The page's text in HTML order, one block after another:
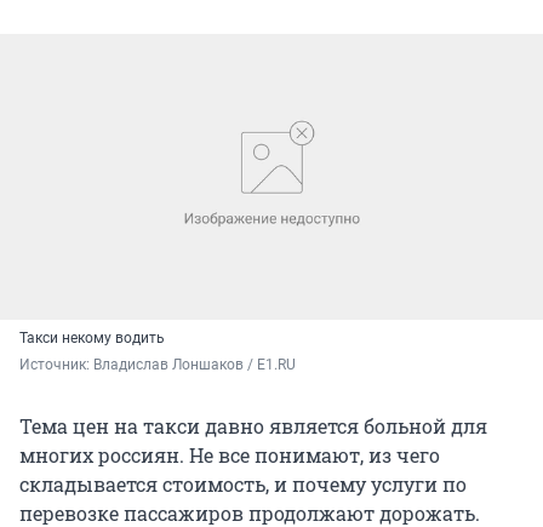
Такси некому водить
Источник: Владислав Лоншаков / E1.RU
Тема цен на такси давно является больной для
многих россиян. Не все понимают, из чего
складывается стоимость, и почему услуги по
перевозке пассажиров продолжают дорожать.